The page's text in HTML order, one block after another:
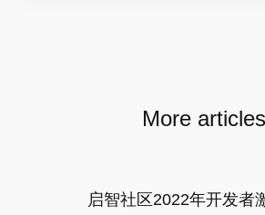
More articles
启智社区2022年开发者